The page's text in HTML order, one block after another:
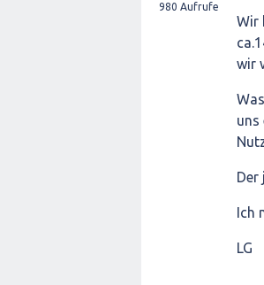
980 Aufrufe
Wir
wir
uns
Der
Ich
LG